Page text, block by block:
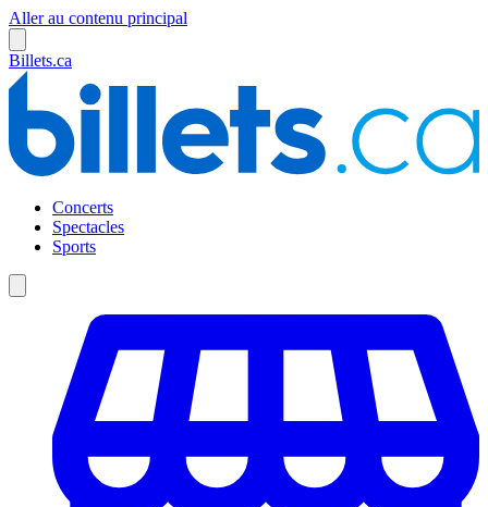
Aller au contenu principal
Billets.ca
Concerts
Spectacles
Sports